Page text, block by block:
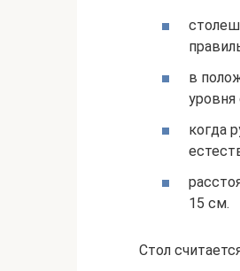
в
когда
15 см.
Стол